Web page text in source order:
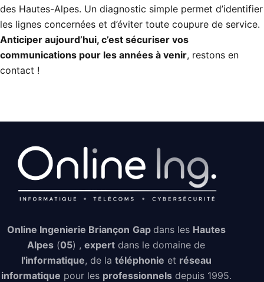
des Hautes-Alpes. Un diagnostic simple permet d’identifier
les lignes concernées et d’éviter toute coupure de service.
Anticiper aujourd’hui, c’est sécuriser vos
communications pour les années à venir, restons en
contact !
Online Ingenierie Briançon Gap dans les Hautes
Alpes (05) ,expert dans le domaine de
l'informatique, de la téléphonie et réseau
informatique pour les professionnelsdepuis 1995.